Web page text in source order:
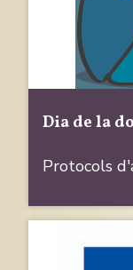
Dia de la
Protocols